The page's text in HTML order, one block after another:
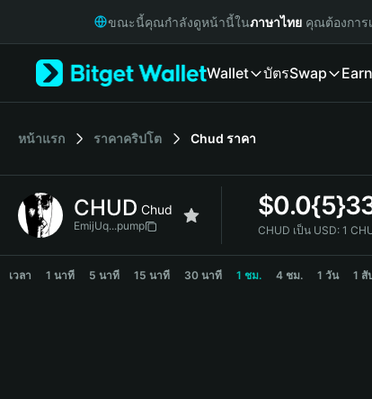
Русский
Italiano
简体中文
繁體中文
Bahasa Indonesia
ขณะนี้คุณกำลังดูหน้านี้ในภาษาไทย คุณต้องการ
Wallet บัตรSwap Earn
หน้าแรก ราคาคริปโต Chud ราคา
CHUD Chud
EmijUq...pump
$
CHUD เป็น USD: 1
CHUD Price Chart
เวลา 1 นาที 5 นาที 15 นาที 30 นาที 1 ชม. 4 ชม. 1 วัน 1 สั